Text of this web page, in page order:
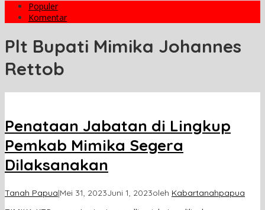
Populer
Komentar
Plt Bupati Mimika Johannes
Rettob
Penataan Jabatan di Lingkup
Pemkab Mimika Segera
Dilaksanakan
Tanah Papua|Mei 31, 2023Juni 1, 2023oleh Kabartanahpapua